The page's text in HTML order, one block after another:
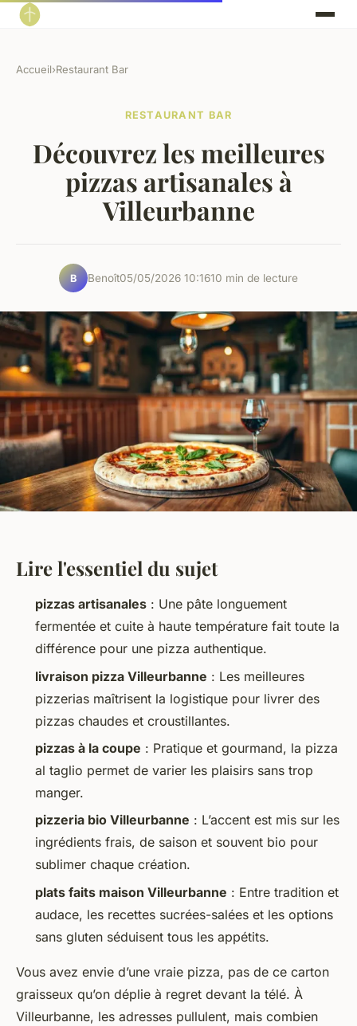
Accueil›Restaurant Bar
RESTAURANT BAR
Découvrez les meilleures
pizzas artisanales à
Villeurbanne
B Benoît05/05/2026 10:1610 min de lecture
Lire l'essentiel du sujet
pizzas artisanales : Une pâte longuement
fermentée et cuite à haute température fait toute la
différence pour une pizza authentique.
livraison pizza Villeurbanne : Les meilleures
pizzerias maîtrisent la logistique pour livrer des
pizzas chaudes et croustillantes.
pizzas à la coupe : Pratique et gourmand, la pizza
al taglio permet de varier les plaisirs sans trop
manger.
pizzeria bio Villeurbanne : L’accent est mis sur les
ingrédients frais, de saison et souvent bio pour
sublimer chaque création.
plats faits maison Villeurbanne : Entre tradition et
audace, les recettes sucrées-salées et les options
sans gluten séduisent tous les appétits.
Vous avez envie d’une vraie pizza, pas de ce carton
graisseux qu’on déplie à regret devant la télé. À
Villeurbanne, les adresses pullulent, mais combien